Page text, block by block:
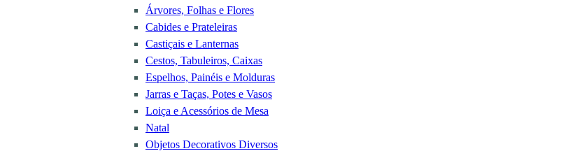
Árvores, Folhas e Flores
Cabides e Prateleiras
Castiçais e Lanternas
Cestos, Tabuleiros, Caixas
Espelhos, Painéis e Molduras
Jarras e Taças, Potes e Vasos
Loiça e Acessórios de Mesa
Natal
Objetos Decorativos Diversos